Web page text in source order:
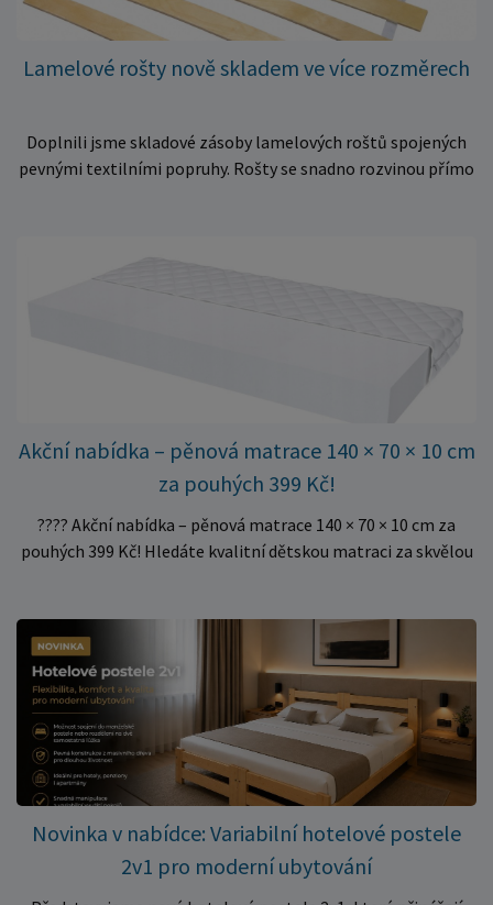
Lamelové rošty nově skladem ve více rozměrech
Doplnili jsme skladové zásoby lamelových roštů spojených
pevnými textilními popruhy. Rošty se snadno rozvinou přímo
množství kusů, proto můžeme objednávky rychle expedovat.
Vyberte si vhodný rozměr a dopřejte své matraci kvalitní
podklad za výhodnou cenu.
Akční nabídka – pěnová matrace 140 × 70 × 10 cm
za pouhých 399 Kč!
???? Akční nabídka – pěnová matrace 140 × 70 × 10 cm za
pouhých 399 Kč! Hledáte kvalitní dětskou matraci za skvělou
✅ Pohodlné pěnové jádro pro komfortní spánek dítěte ✅
Skvělá volba do dětských postýlek ✅ Výjimečně výhodná cena
– jen 399 Kč Využijte této mimořádné nabídky a pořiďte
kvalitní matraci za cenu, která patří k nejvýhodnějším na
trhu. Akce platí pouze do vyprodání zásob. Nakupujte chytře a
ušetřete!
Novinka v nabídce: Variabilní hotelové postele
2v1 pro moderní ubytování